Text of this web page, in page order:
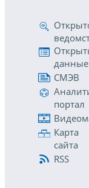
данные
СМЭВ
портал
Карта
сайта
RSS